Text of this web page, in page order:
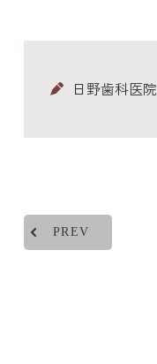
日野歯科医院
PREV